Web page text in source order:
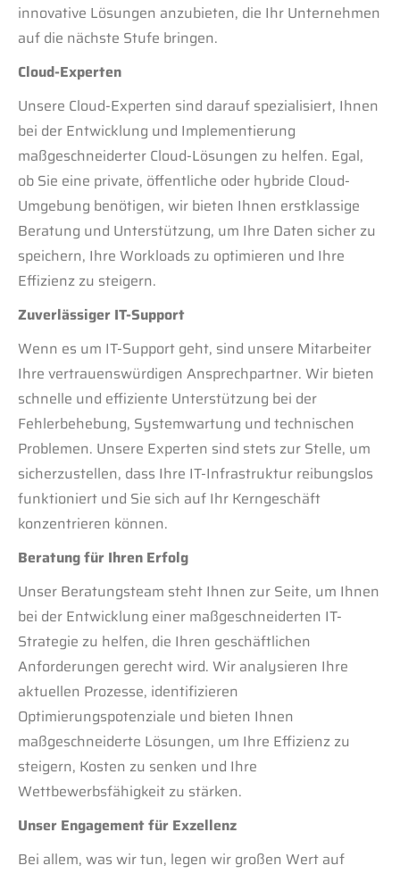
innovative Lösungen anzubieten, die Ihr Unternehmen
auf die nächste Stufe bringen.
Cloud-Experten
Unsere Cloud-Experten sind darauf spezialisiert, Ihnen
bei der Entwicklung und Implementierung
maßgeschneiderter Cloud-Lösungen zu helfen. Egal,
ob Sie eine private, öffentliche oder hybride Cloud-
Umgebung benötigen, wir bieten Ihnen erstklassige
Beratung und Unterstützung, um Ihre Daten sicher zu
speichern, Ihre Workloads zu optimieren und Ihre
Effizienz zu steigern.
Zuverlässiger IT-Support
Wenn es um IT-Support geht, sind unsere Mitarbeiter
Ihre vertrauenswürdigen Ansprechpartner. Wir bieten
schnelle und effiziente Unterstützung bei der
Fehlerbehebung, Systemwartung und technischen
Problemen. Unsere Experten sind stets zur Stelle, um
sicherzustellen, dass Ihre IT-Infrastruktur reibungslos
funktioniert und Sie sich auf Ihr Kerngeschäft
konzentrieren können.
Beratung für Ihren Erfolg
Unser Beratungsteam steht Ihnen zur Seite, um Ihnen
bei der Entwicklung einer maßgeschneiderten IT-
Strategie zu helfen, die Ihren geschäftlichen
Anforderungen gerecht wird. Wir analysieren Ihre
aktuellen Prozesse, identifizieren
Optimierungspotenziale und bieten Ihnen
maßgeschneiderte Lösungen, um Ihre Effizienz zu
steigern, Kosten zu senken und Ihre
Wettbewerbsfähigkeit zu stärken.
Unser Engagement für Exzellenz
Bei allem, was wir tun, legen wir großen Wert auf